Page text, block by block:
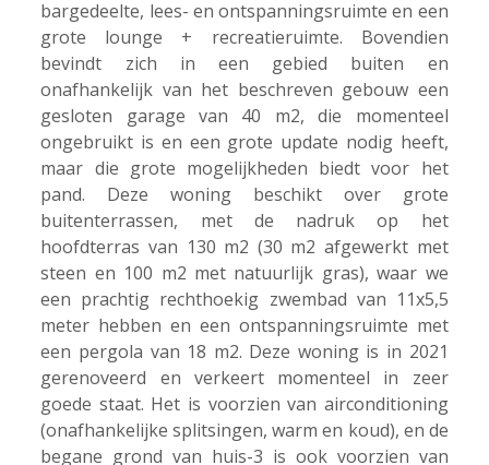
bargedeelte, lees- en ontspanningsruimte en een
grote lounge + recreatieruimte. Bovendien
bevindt zich in een gebied buiten en
onafhankelijk van het beschreven gebouw een
gesloten garage van 40 m2, die momenteel
ongebruikt is en een grote update nodig heeft,
maar die grote mogelijkheden biedt voor het
pand. Deze woning beschikt over grote
buitenterrassen, met de nadruk op het
hoofdterras van 130 m2 (30 m2 afgewerkt met
steen en 100 m2 met natuurlijk gras), waar we
een prachtig rechthoekig zwembad van 11x5,5
meter hebben en een ontspanningsruimte met
een pergola van 18 m2. Deze woning is in 2021
gerenoveerd en verkeert momenteel in zeer
goede staat. Het is voorzien van airconditioning
(onafhankelijke splitsingen, warm en koud), en de
begane grond van huis-3 is ook voorzien van